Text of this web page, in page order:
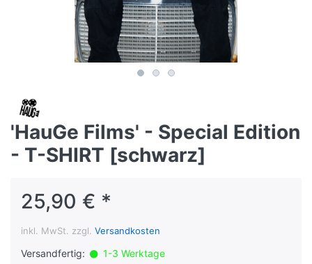
'HauGe Films' - Special Edition
- T-SHIRT [schwarz]
25,90 € *
inkl. MwSt. zzgl. Versandkosten
Versandfertig:
1-3 Werktage